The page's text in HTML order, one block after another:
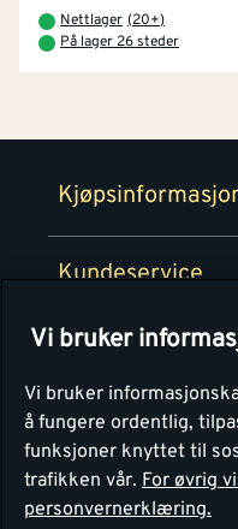
Nettlager (20+)
På lager 26 steder
Retur- og
Kundeservice
Montér Klubb
Montér
Prismatch
Personvern
Vi bruker
Vi bruker
å fungere ordentlig,
funksjoner knyttet til
trafikken vår. For øvrig
personvernerklæring.